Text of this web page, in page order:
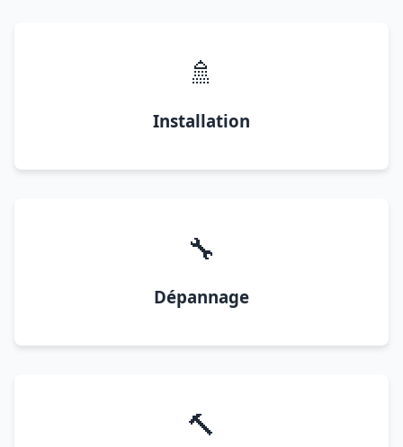
🚿
Installation
🔧
Dépannage
🔨